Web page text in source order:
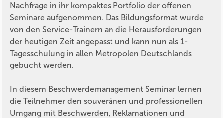
Nachfrage in ihr kompaktes Portfolio der offenen
Seminare aufgenommen. Das Bildungsformat wurde
von den Service-Trainern an die Herausforderungen
der heutigen Zeit angepasst und kann nun als 1-
Tagesschulung in allen Metropolen Deutschlands
gebucht werden.
In diesem Beschwerdemanagement Seminar lernen
die Teilnehmer den souveränen und professionellen
Umgang mit Beschwerden, Reklamationen und